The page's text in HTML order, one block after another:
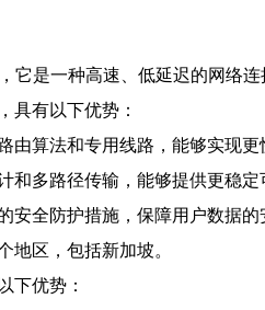
它是一种高速、低延迟的网络
具有以下优势：
由算法和专用线路，能够实现更
和多路径传输，能够提供更稳定
全防护措施，保障用户数据的
地区，包括新加坡。
下优势：